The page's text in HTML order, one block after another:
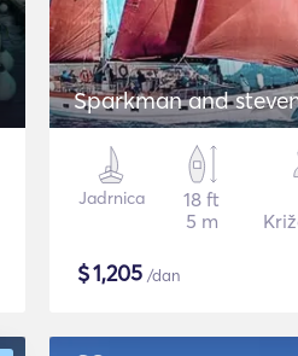
Sparkman and
Jadrnica
18 ft
5 m
$1,205 /dan